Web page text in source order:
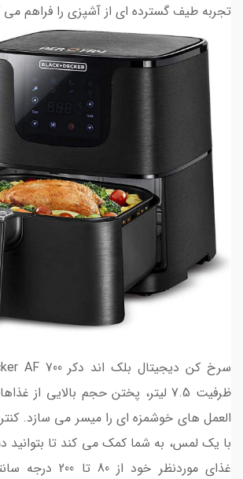
تجربه طیف گسترده ای از آشپزی را فراهم می
ظرفیت 7.5 لیتر، پختن حجم بالایی از
العمل های خوشمزه ای را میسر می سازد.
با یک لمس، به شما کمک می کند تا بتوانید
غذای موردنظر خود از